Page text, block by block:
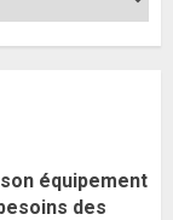
équipement
des